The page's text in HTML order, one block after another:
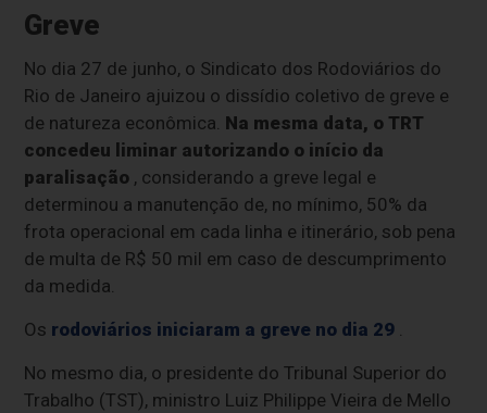
Greve
No dia 27 de junho, o Sindicato dos Rodoviários do
Rio de Janeiro ajuizou o dissídio coletivo de greve e
de natureza econômica. Na mesma data, o TRT
concedeu liminar autorizando o início da
paralisação , considerando a greve legal e
determinou a manutenção de, no mínimo, 50% da
frota operacional em cada linha e itinerário, sob pena
de multa de R$ 50 mil em caso de descumprimento
da medida.
Os rodoviários iniciaram a greve no dia 29 .
No mesmo dia, o presidente do Tribunal Superior do
Trabalho (TST), ministro Luiz Philippe Vieira de Mello